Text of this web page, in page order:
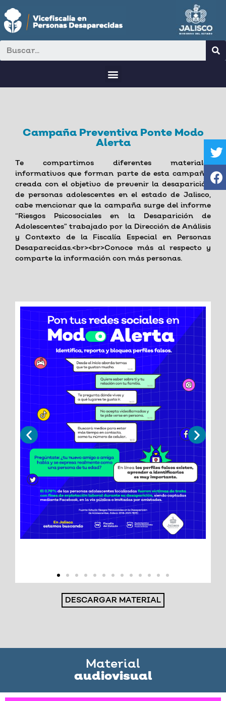
Campaña Preventiva Ponte Modo
Alerta
Te compartimos diferentes materiales
informativos que forman parte de esta campaña,
creada con el objetivo de prevenir la desaparición
de personas adolescentes en el estado de Jalisco,
cabe mencionar que la campaña surge del informe
“Riesgos Psicosociales en la Desaparición de
Adolescentes” trabajado por la Dirección de Análisis
y Contexto de la Fiscalía Especial en Personas
Desaparecidas.<br><br>Conoce más al respecto y
comparte la información con más personas.
DESCARGAR MATERIAL
Material
audiovisual